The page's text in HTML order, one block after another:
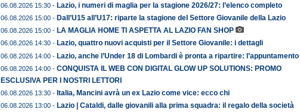
06.08.2026 15:30 - Lazio, i numeri di maglia per la stagione 2026/27: l’elenco completo
06.08.2026 15:00 - Dall’U15 all’U17: riparte la stagione del Settore Giovanile della Lazio
06.08.2026 15:00 - LA MAGLIA HOME TI ASPETTA AL LAZIO FAN SHOP
06.08.2026 14:30 - Lazio, quattro nuovi acquisti per il Settore Giovanile: i dettagli
06.08.2026 14:00 - Lazio, anche l’Under 18 di Lombardi è pronta a ripartire: l’appuntamento
06.08.2026 14:00 - CONQUISTA IL WEB CON DIGITAL GLOW UP SOLUTIONS: PROMO
ESCLUSIVA PER I NOSTRI LETTORI
06.08.2026 13:30 - Italia, Mancini avrà un ex Lazio come vice: ecco chi
06.08.2026 13:00 - Lazio | Cataldi, dalle giovanili alla prima squadra: il regalo della società